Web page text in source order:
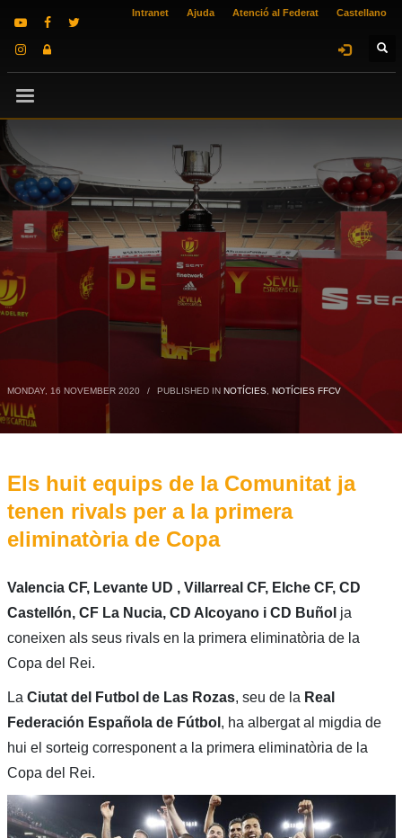
Intranet Ajuda Atenció al Federat Castellano
MONDAY, 16 NOVEMBER 2020 / PUBLISHED IN NOTÍCIES, NOTÍCIES FFCV
Els huit equips de la Comunitat ja
tenen rivals per a la primera
eliminatòria de Copa
Valencia CF, Levante UD , Villarreal CF, Elche CF, CD
Castellón, CF La Nucia, CD Alcoyano i CD Buñol ja
coneixen als seus rivals en la primera eliminatòria de la
Copa del Rei.
La Ciutat del Futbol de Las Rozas, seu de la Real
Federación Española de Fútbol , ha albergat al migdia de
hui el sorteig corresponent a la primera eliminatòria de la
Copa del Rei.